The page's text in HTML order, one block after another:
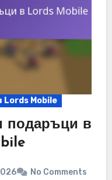
Lords Mobile
подаръци в
No Comments